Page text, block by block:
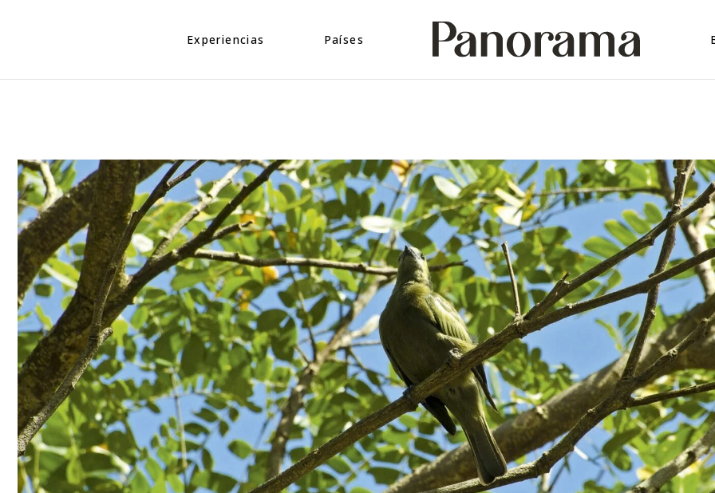
Experiencias
Naturaleza
Urbano
Cultura
Países
Norteamérica
Suramérica
Personajes
Centroamérica